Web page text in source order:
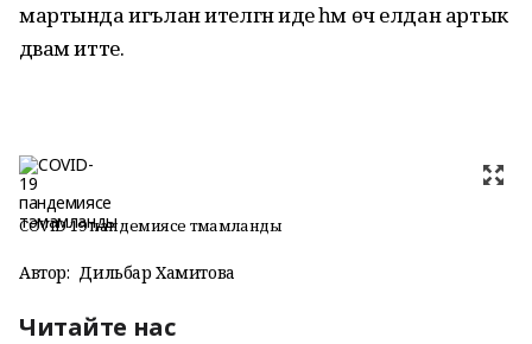
мартында игълан ителгән иде һәм өч елдан артык
дәвам итте.
COVID-19 пандемиясе тәмамланды
Автор: Дильбар Хамитова
Читайте нас